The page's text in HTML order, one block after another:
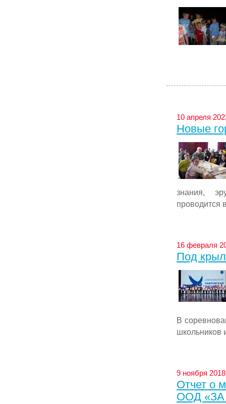
10 апреля
Новые
знания,
проводится
16 февраля
Под
В
школьников
9 ноября
Отчет о
ООД